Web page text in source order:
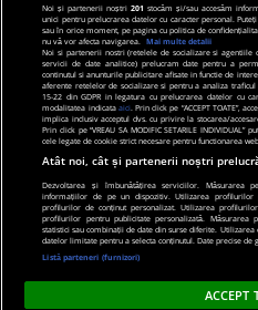
© 2019 PRO TV S.R.L |
de confidentialitate
Noi și partenerii noștri201 stocăm și/sau accesăm
unici pentru prelucrarea datelor cu caracter personal.
sau în orice moment, pe pagina cu politica de
nu vă vor afecta navigarea.
Mai multe detalii
Noi si partenerii nostri (retelele de socializare si
servicii de date analitice) prelucram date pentru a
continutul si anunturile publicitare afisate in functie de
aferente retelelor de socializare si pentru a analiza
15-22 din GDPR in legatura cu prelucrarea datelor cu
modalitatea indicata aici. Prin click pe “ACCEPT TOATE”,
implica inclusiv acceptul dvs. cu privire la stocarea/
Prin click pe “VREAU SA MODIFIC SETARILE
cele legate de cookie strict necesare pentru functionarea
Atât noi, cât și partenerii noștri
Dezvoltarea și îmbunătățirea serviciilor. Măsurarea
informațiilor de pe un dispozitiv. Utilizarea profilurilor
profilurilor de conținut personalizat. Utilizarea
profilurilor pentru publicitate personalizată. Măsurarea
statistici sau combinații de date din surse diferite.
datelor limitate pentru a selecta conținutul. Date precise
Listă parteneri (furnizori)
ACCEPT